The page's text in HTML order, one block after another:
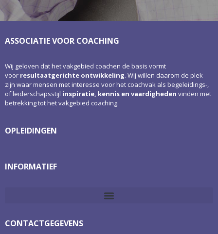
ASSOCIATIE VOOR COACHING
Wij geloven dat het vakgebied coachen de basis vormt
voor resultaatgerichte ontwikkeling. Wij willen daarom de plek
zijn waar mensen met interesse voor het coachvak als begeleidings-,
of leiderschapsstijl inspiratie, kennis en vaardigheden vinden met
betrekking tot het vakgebied coaching.
OPLEIDINGEN
INFORMATIEF
CONTACTGEGEVENS